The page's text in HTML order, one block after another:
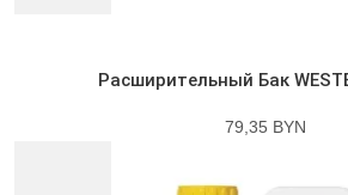
Расширительный Бак
79,35 BYN